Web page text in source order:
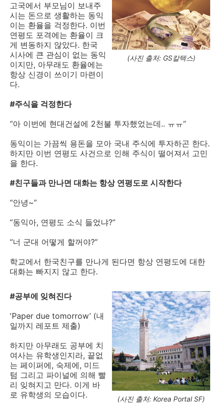
(사진 출처: GS칼텍스)
고국에서 부모님이 보내주
시는 돈으로 생활하는 동익
이는 환율을 걱정한다. 이번
연평도 포격에는 환율이 크
게 변동하지 않았다. 한국
시사에 큰 관심이 없는 동익
이지만, 아무래도 환율에는
항상 신경이 쓰이기 마련이
다.
#주식을 걱정한다
“아 이번에 현대건설에 2천불 투자했었는데.. ㅠㅠ”
동익이는 가끔씩 용돈을 모아 국내 주식에 투자하곤 한다.
하지만 이번 연평도 사건으로 인해 주식이 떨어져서 고민
을 한다.
#친구들과 만나면 대화는 항상 연평도로 시작한다
“안녕~”
“동익아, 연평도 소식 들었냐?”
“너 군대 어떻게 할꺼야?”
학교에서 한국친구를 만나게 된다면 항상 연평도에 대한
대화는 빠지지 않고 한다.
(사진 출처: Korea Portal SF)
#공부에 잊혀진다
'Paper due tomorrow’ (내
일까지 레포트 제출)
하지만 아무래도 공부에 치
여사는 유학생인지라, 끝없
는 페이퍼에, 숙제에, 미드
텀 그리고 파이널에 의해 빨
리 잊혀지고 만다. 이게 바
로 유학생의 모습이다.